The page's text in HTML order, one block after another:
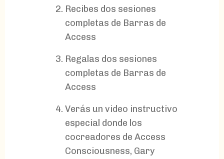
Recibes dos sesiones
completas de Barras de
Access
Regalas dos sesiones
completas de Barras de
Access
Verás un video instructivo
especial donde los
cocreadores de Access
Consciousness, Gary